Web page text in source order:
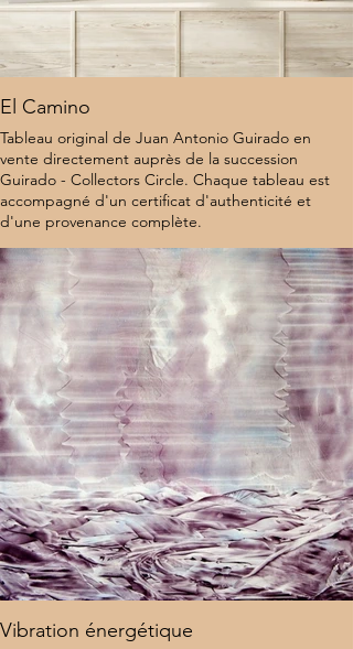
El Camino
Tableau original de Juan Antonio Guirado en
vente directement auprès de la succession
Guirado - Collectors Circle. Chaque tableau est
accompagné d'un certificat d'authenticité et
d'une provenance complète.
7 000 $
Vibration énergétique